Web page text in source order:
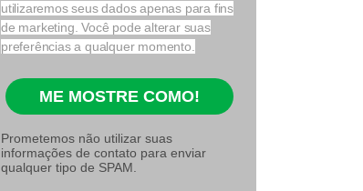
utilizaremos seus dados apenas para fins
de marketing. Você pode alterar suas
preferências a qualquer momento.
ME MOSTRE COMO!
Prometemos não utilizar suas
informações de contato para enviar
qualquer tipo de SPAM.